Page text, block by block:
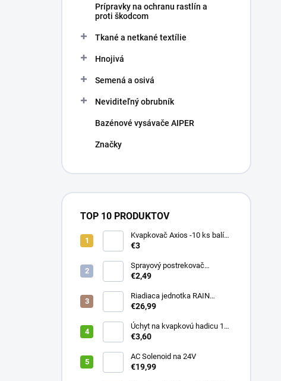
Prípravky na ochranu rastlín a
proti škodcom
Tkané a netkané textílie
Hnojivá
Semená a osivá
Neviditeľný obrubník
Bazénové vysávače AIPER
Značky
TOP 10 PRODUKTOV
Kvapkovač Axios -10 ks balík,
prietok 4 l/h, regulácia tlaku
€3
Sprayový postrekovač
HUNTER Pro Spray 04
€2,49
Riadiaca jednotka RAIN
PRESSURE ZERO
€26,99
Úchyt na kvapkovú hadicu 16-
20 mm ČIERNY (balík 20 ks)
€3,60
AC Solenoid na 24V
€19,99